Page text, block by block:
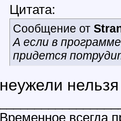
Цитата:
Сообщение от
А если в
придется
неужели
Временное всегда